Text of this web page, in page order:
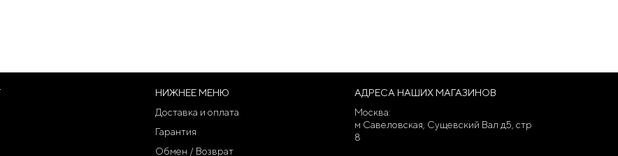
НИЖНЕЕ МЕНЮ
Доставка и оплата
Гарантия
Обмен / Возврат
АДРЕСА НАШИХ МАГАЗИНОВ
Москва:
м Савеловская, Сущевский Вал д5, стр
8